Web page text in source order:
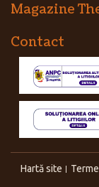
Magazine
Contact
Hartă site